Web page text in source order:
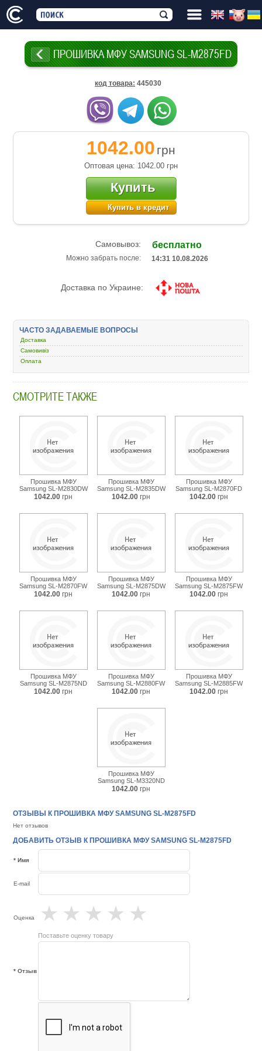
ПРОШИВКА МФУ SAMSUNG SL-M2875FD
код товара: 445030
1042.00 грн
Оптовая цена: 1042.00 грн
Купить
Купить в кредит
Самовывоз: бесплатно
Можно забрать после: 14:31 10.08.2026
Доставка по Украине:
ЧАСТО ЗАДАВАЕМЫЕ ВОПРОСЫ
Доставка
Самовивіз
Оплата
СМОТРИТЕ ТАКЖЕ
Прошивка МФУ
Samsung SL-M2830DW
1042.00 грн
Прошивка МФУ
Samsung SL-M2835DW
1042.00 грн
Прошивка МФУ
Samsung SL-M2870FD
1042.00 грн
Прошивка МФУ
Samsung SL-M2870FW
1042.00 грн
Прошивка МФУ
Samsung SL-M2875DW
1042.00 грн
Прошивка МФУ
Samsung SL-M2875FW
1042.00 грн
Прошивка МФУ
Samsung SL-M2875ND
1042.00 грн
Прошивка МФУ
Samsung SL-M2880FW
1042.00 грн
Прошивка МФУ
Samsung SL-M2885FW
1042.00 грн
Прошивка МФУ
Samsung SL-M3320ND
1042.00 грн
ОТЗЫВЫ К ПРОШИВКА МФУ SAMSUNG SL-M2875FD
Нет отзывов
ДОБАВИТЬ ОТЗЫВ К ПРОШИВКА МФУ SAMSUNG SL-M2875FD
* Имя
E-mail
Оценка ★
★
★
★
★
Поставьте оценку товару
* Отзыв